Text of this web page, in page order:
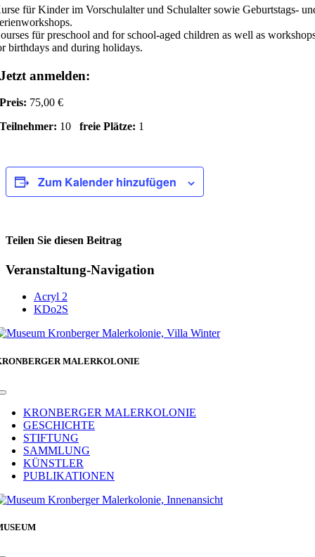
für Kinder im Vorschulalter und Schulalter sowie Geburtstags-
für preschool and for school-aged children as well as
birthdays and during holidays.
Jetzt anmelden:
Preis: 75,00 €
Teilnehmer: 10freie Plätze: 1
Zum Kalender hinzufügen
Teilen Sie diesen Beitrag
Facebook
Veranstaltung-Navigation
Acryl 2
KDo2S
MALERKOLONIE
Toggle
NavigationKRONBERGER MALERKOLONIE
GESCHICHTE
STIFTUNG
SAMMLUNG
KÜNSTLER
PUBLIKATIONEN